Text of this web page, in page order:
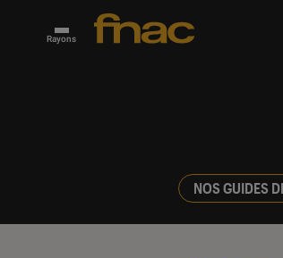
Rayons
NOS GUIDES